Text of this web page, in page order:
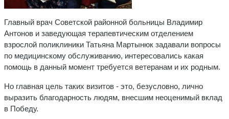
Главный врач Советской районной больницы Владимир
Антонов и заведующая терапевтическим отделением
взрослой поликлиники Татьяна Мартынюк задавали вопросы
по медицинскому обслуживанию, интересовались какая
помощь в данный момент требуется ветеранам и их родным.
Но главная цель таких визитов - это, безусловно, лично
выразить благодарность людям, внесшим неоценимый вклад
в Победу.